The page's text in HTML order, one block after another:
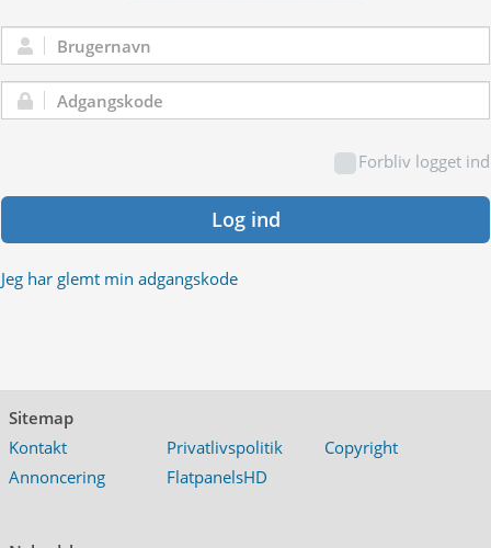
Brugernavn:
Adgangskode:
Forbliv logget ind
Log ind
Jeg har glemt min adgangskode
Sitemap
Kontakt
Privatlivspolitik
Copyright
Annoncering
FlatpanelsHD